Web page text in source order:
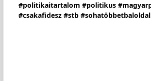
#politikaitartalom #politikus
#csakafidesz #stb